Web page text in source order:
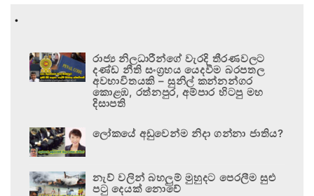
.
රාජ්‍ය නිලධාරීන්ගේ වැරදි තීරණවලට
දණ්ඩ නීති සංග්‍රහය යෙදවීම බරපතල
අවභාවිතයකි – සුනිල් කන්නන්ගර
කොළඹ, රත්නපුර, අම්පාර හිටපු මහ
දිසාපති
ලෝකයේ අඩුවෙන්ම නිදා ගන්නා ජාතිය?
නැව් වලින් බහලුම් මුහුදට පෙරලීම සුළු
පටු දෙයක් නොවේ